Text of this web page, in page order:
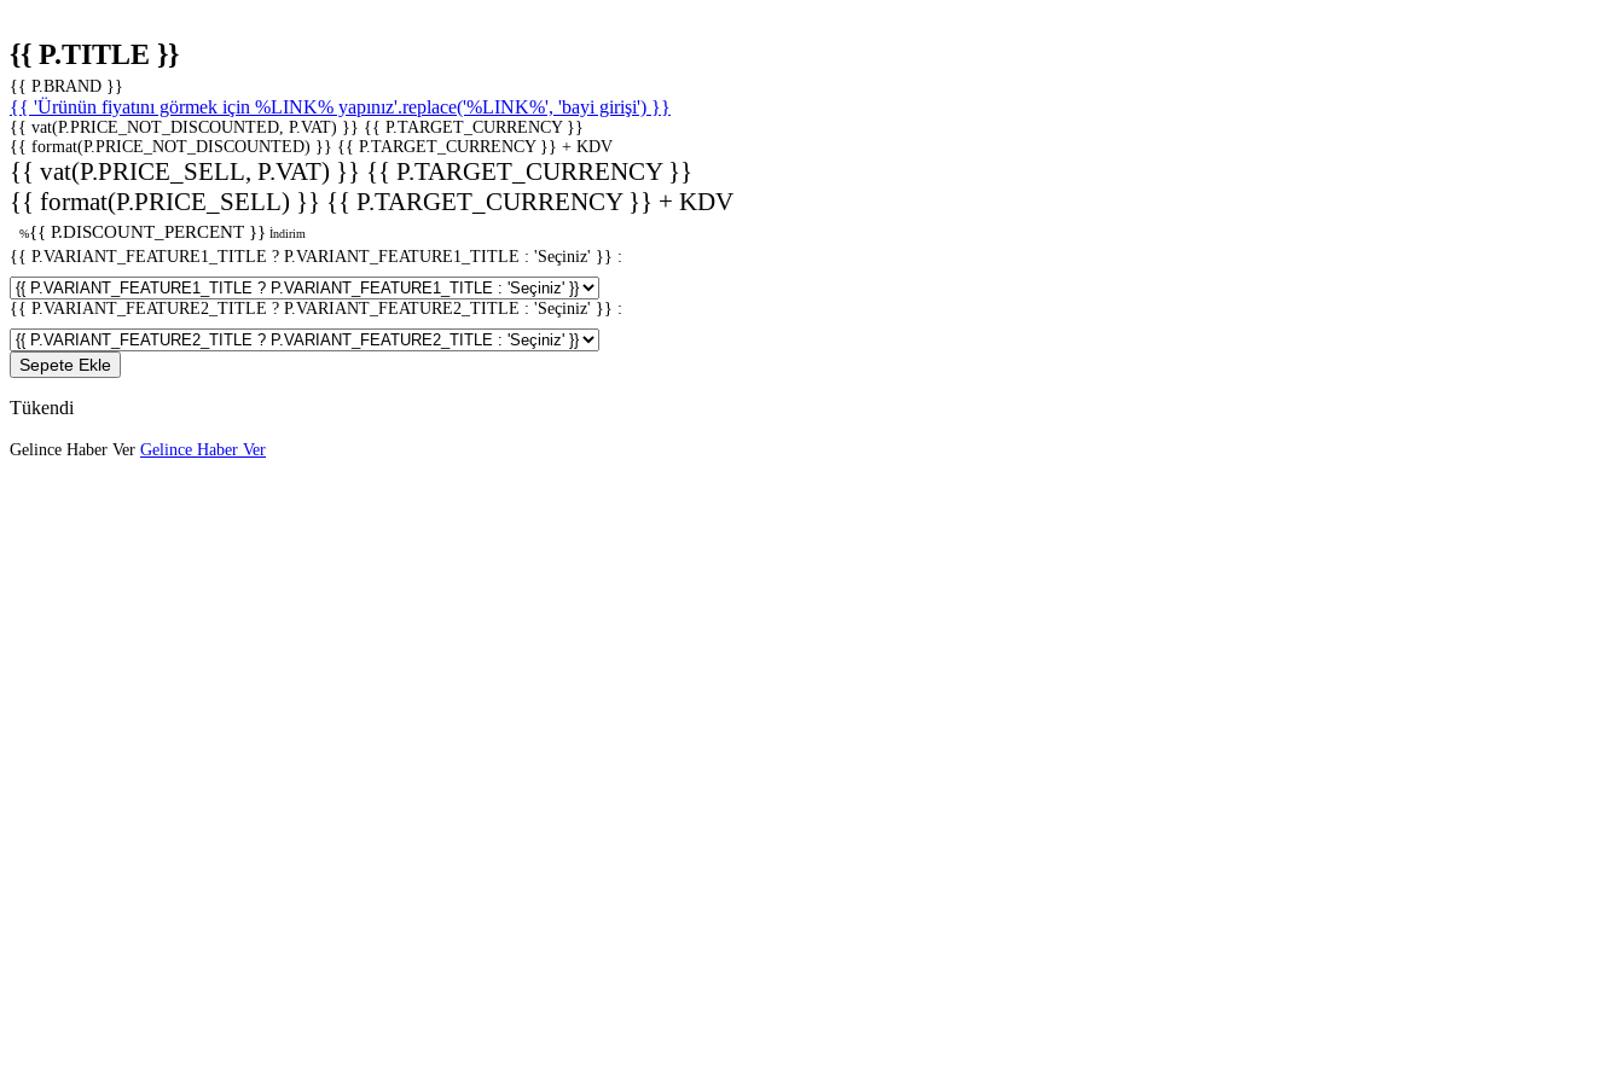
{{ P.TITLE }}
{{ P.BRAND }}
{{ 'Ürünün fiyatını görmek için %LINK% yapınız'.replace('%LINK%', 'bayi girişi') }}
{{ vat(P.PRICE_NOT_DISCOUNTED, P.VAT) }} {{ P.TARGET_CURRENCY }}
{{ format(P.PRICE_NOT_DISCOUNTED) }} {{ P.TARGET_CURRENCY }} + KDV
{{ vat(P.PRICE_SELL, P.VAT) }} {{ P.TARGET_CURRENCY }}
{{ format(P.PRICE_SELL) }} {{ P.TARGET_CURRENCY }} + KDV
%{{ P.DISCOUNT_PERCENT }} İndirim
{{ P.VARIANT_FEATURE1_TITLE ? P.VARIANT_FEATURE1_TITLE : 'Seçiniz' }} :
{{ P.VARIANT_FEATURE2_TITLE ? P.VARIANT_FEATURE2_TITLE : 'Seçiniz' }} :
Sepete Ekle
Tükendi
Gelince Haber Ver Gelince Haber Ver